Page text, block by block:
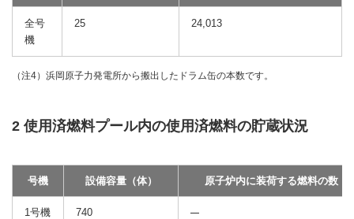
全号
機
25 24,013
（注4）浜岡原子力発電所から搬出したドラム缶の本数です。
2 使用済燃料プール内の使用済燃料の貯蔵状況
号機 設備容量（体） 原子炉内に装荷する燃料の数（
1号機 740